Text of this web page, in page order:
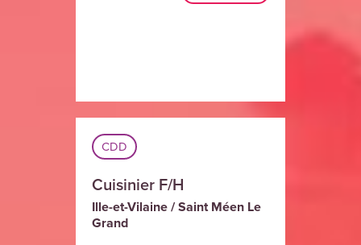
CDD
Cuisinier F/H
Ille-et-Vilaine / Saint Méen Le
Grand